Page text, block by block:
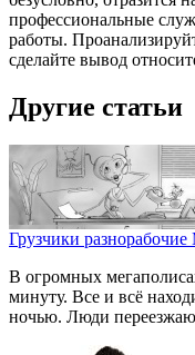
профессиональные
работы.
сделайте вывод
Другие статьи
Грузчики разнорабочие
В огромных
минуту. Все и всё
ночью. Люди